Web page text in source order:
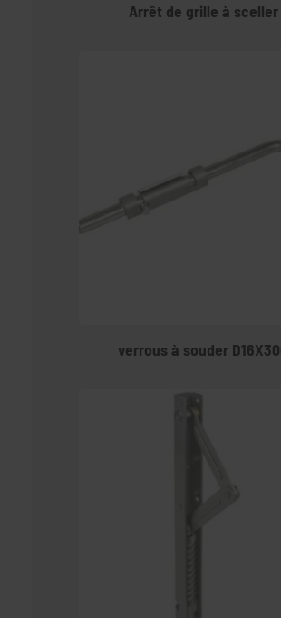
Arrêt de grille à sceller
verrous à souder